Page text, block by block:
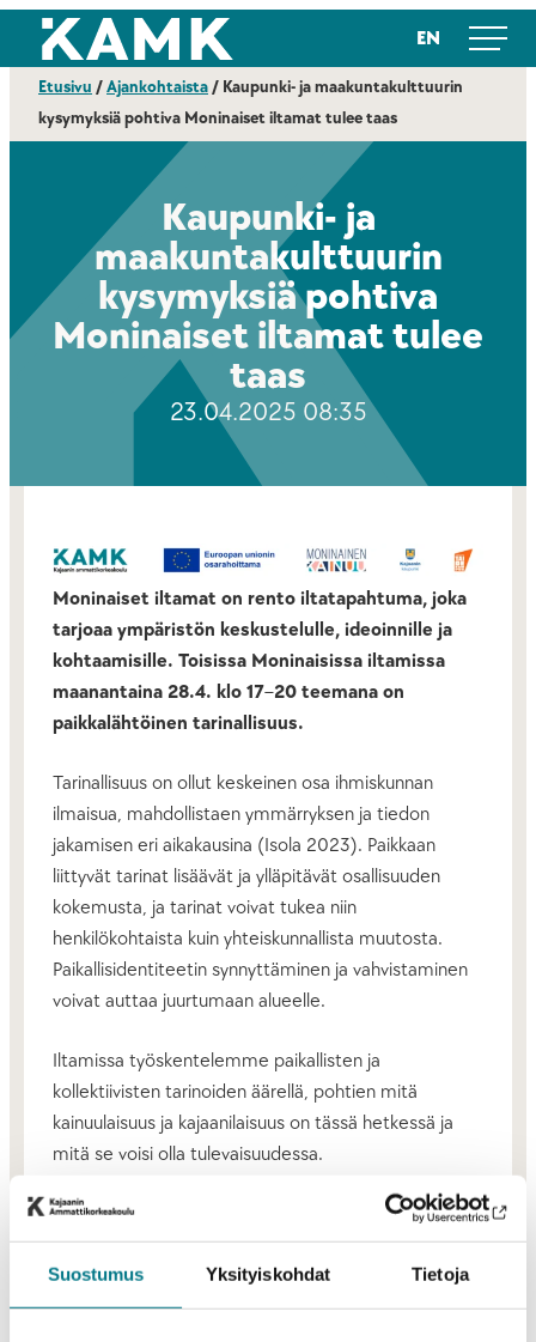
Suostumus Yksityiskohdat Tietoja
Siirry
suoraan
sisältöön
Kajaanin ammattikorkeakoulu EN
Etusivu /Ajankohtaista/ Kaupunki- ja maakuntakulttuurin
kysymyksiä pohtiva Moninaiset iltamat tulee taas
Kaupunki- ja
maakuntakulttuurin
kysymyksiä pohtiva
Moninaiset iltamat tulee
taas
23.04.2025 08:35
Moninaiset iltamat on rento iltatapahtuma, joka
tarjoaa ympäristön keskustelulle, ideoinnille ja
kohtaamisille. Toisissa Moninaisissa iltamissa
maanantaina 28.4. klo 17–20 teemana on
paikkalähtöinen tarinallisuus.
Tarinallisuus on ollut keskeinen osa ihmiskunnan
ilmaisua, mahdollistaen ymmärryksen ja tiedon
jakamisen eri aikakausina (Isola 2023). Paikkaan
liittyvät tarinat lisäävät ja ylläpitävät osallisuuden
kokemusta, ja tarinat voivat tukea niin
henkilökohtaista kuin yhteiskunnallista muutosta.
Paikallisidentiteetin synnyttäminen ja vahvistaminen
voivat auttaa juurtumaan alueelle.
Iltamissa työskentelemme paikallisten ja
kollektiivisten tarinoiden äärellä, pohtien mitä
kainuulaisuus ja kajaanilaisuus on tässä hetkessä ja
mitä se voisi olla tulevaisuudessa.
Tapahtuma on suunnattu kaikille kaupunkitilasta ja
sen kehittämisestä kiinnostuneille – asukkaille,
yrittäjille, opiskelijoille, päättäjille. Nautimme
yhdessäolosta ja tarjoiluista. Tule mukaan